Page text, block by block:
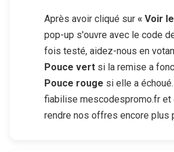
Après avoir cliqué sur « Voir
pop-up s'ouvre avec le code
fois testé, aidez-nous en
Pouce vert si la remise a
Pouce rouge si elle a
fiabilise mescodespromo.fr et
rendre nos offres encore plus